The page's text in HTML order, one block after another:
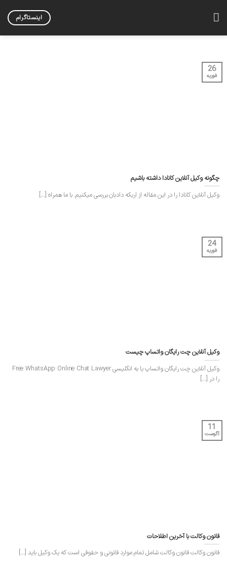
اینستاگرام
چگونه وکیل آنلاین کانادا داشته باشیم
وکیل آنلاین کانادا را در این مقاله از اریکه دادبان بررسی میکنیم. با ما همراه [...]
26
فوریه
وکیل آنلاین چت رایگان واتساپ چیست
وکیل آنلاین چت رایگان واتساپ یا به انگلیسی Free WhatsApp Online Chat Lawyer
را در [...]
24
فوریه
قانون وکالت با آخرین اطلاحات
قانون وکالت قانون وکالت شامل تمام موارد قانونی و حقوقی است که یک وکیل باید [...]
11
آگوست